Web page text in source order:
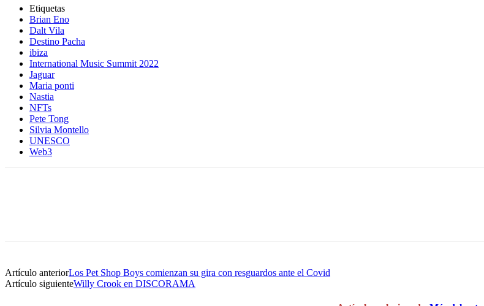
Etiquetas
Brian Eno
Dalt Vila
Destino Pacha
ibiza
International Music Summit 2022
Jaguar
Maria ponti
Nastia
NFTs
Pete Tong
Silvia Montello
UNESCO
Web3
Artículo anteriorLos Pet Shop Boys comienzan su gira con resguardos ante el Covid
Artículo siguienteWilly Crook en DISCORAMA